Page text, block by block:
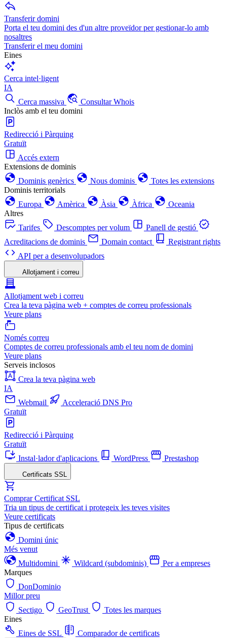
Transferir domini
Porta el teu domini des d'un altre proveïdor per gestionar-lo amb
nosaltres
Transferir el meu domini
Eines
Cerca intel·ligent
IA
Cerca massiva
Consultar Whois
Inclòs amb el teu domini
Redirecció i Pàrquing
Gratuït
Accés extern
Extensions de dominis
Dominis genèrics
Nous dominis
Totes les extensions
Dominis territorials
Europa
Amèrica Àsia Àfrica
Oceania
Altres
Tarifes
Descomptes per volum
Panell de gestió
Acreditacions de dominis
Domain contact
Registrant rights
API per a desenvolupadors
Allotjament i correu
Allotjament web i correu
Crea la teva pàgina web + comptes de correu professionals
Veure plans
Només correu
Comptes de correu professionals amb el teu nom de domini
Veure plans
Serveis inclosos
Crea la teva pàgina web
IA
Webmail
Acceleració DNS Pro
Gratuït
Redirecció i Pàrquing
Gratuït
Instal·lador d'aplicacions
WordPress Prestashop
Certificats SSL
Comprar Certificat SSL
Tria un tipus de certificat i protegeix les teves visites
Veure certificats
Tipus de certificats
Domini únic
Més venut
Multidomini
Wildcard (subdominis)
Per a empreses
Marques
DonDominio
Millor preu
Sectigo
GeoTrust
Totes les marques
Eines
Eines de SSL
Comparador de certificats